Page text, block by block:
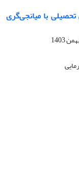
با میانجی‌گری